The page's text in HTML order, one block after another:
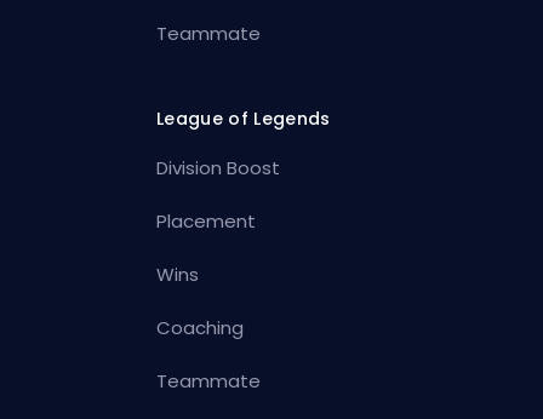
Teammate
League of Legends
Division Boost
Placement
Wins
Coaching
Teammate